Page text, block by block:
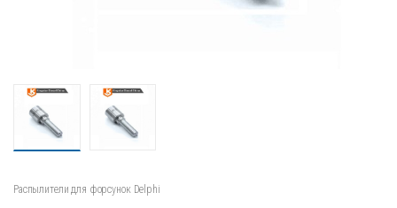
Распылители для форсунок Delphi